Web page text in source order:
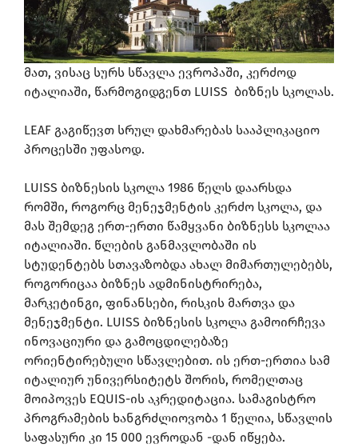
მათ, ვისაც სურს სწავლა ევროპაში, კერძოდ
იტალიაში, წარმოგიდგენთ LUISS ბიზნეს სკოლას.
LEAF გაგიწევთ სრულ დახმარებას სააპლიკაციო
პროცესში უფასოდ.
LUISS ბიზნესის სკოლა 1986 წელს დაარსდა
რომში, როგორც მენეჯმენტის კერძო სკოლა, და
მას შემდეგ ერთ-ერთი წამყვანი ბიზნესს სკოლაა
იტალიაში. წლების განმავლობაში ის
სტუდენტებს სთავაზობდა ახალ მიმართულებებს,
როგორიცაა ბიზნეს ადმინისტრირება,
მარკეტინგი, ფინანსები, რისკის მართვა და
მენეჯმენტი. LUISS ბიზნესის სკოლა გამოირჩევა
ინოვაციური და გამოცდილებაზე
ორიენტირებული სწავლებით. ის ერთ-ერთია სამ
იტალიურ უნივერსიტეტს შორის, რომელთაც
მოიპოვეს EQUIS-ის აკრედიტაცია. სამაგისტრო
პროგრამების ხანგრძლიოვობა 1 წელია, სწავლის
საფასური კი 15 000 ევროდან -დან იწყება.